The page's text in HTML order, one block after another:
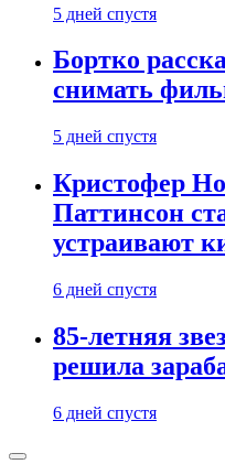
5 дней спустя
Бортко
снимать
5 дней спустя
Кристофер
Паттинсон
устраивают
6 дней спустя
85-летняя
решила
6 дней спустя